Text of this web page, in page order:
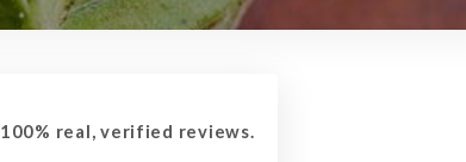
100% real, verified reviews.